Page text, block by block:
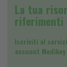
La tua
riferimenti
Iscriviti al
account Medikey